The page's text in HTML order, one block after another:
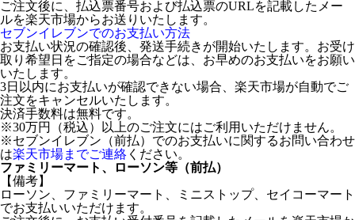
ご注文後に、払込票番号および払込票のURLを記載したメー
ルを楽天市場からお送りいたします。
セブンイレブンでのお支払い方法
お支払い状況の確認後、発送手続きが開始いたします。お受け
取り希望日をご指定の場合などは、お早めのお支払いをお願い
いたします。
3日以内にお支払いが確認できない場合、楽天市場が自動でご
注文をキャンセルいたします。
決済手数料は無料です。
※30万円（税込）以上のご注文にはご利用いただけません。
※セブンイレブン（前払）でのお支払いに関するお問い合わせ
は楽天市場までご連絡 ください。
ファミリーマート、ローソン等（前払）
【備考】
ローソン、ファミリーマート、ミニストップ、セイコーマート
でお支払いいただけます。